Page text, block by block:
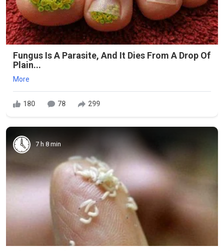
Fungus Is A Parasite, And It Dies From A Drop Of
Plain...
More
180 78 299
7 h 8 min